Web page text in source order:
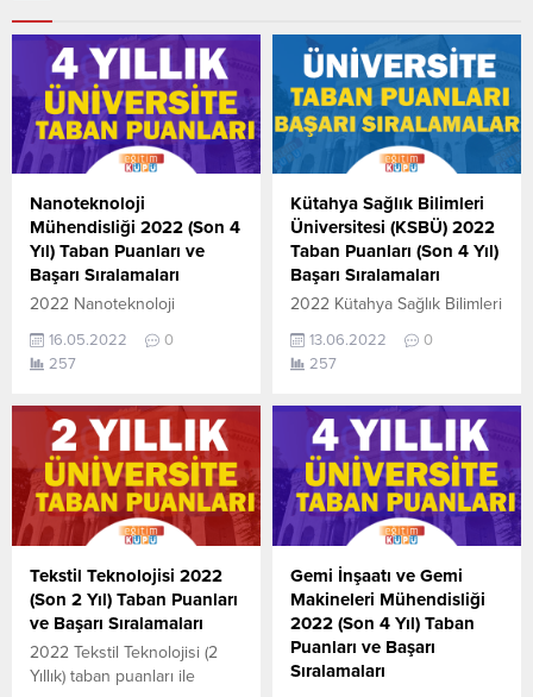
Nanoteknoloji
Mühendisliği 2022 (Son 4
Yıl) Taban Puanları ve
Başarı Sıralamaları
2022 Nanoteknoloji
ile başarı sıralamaları
açıklandı. En güncel haline
ulaşabilirsiniz. 2022 TYT
AYT (YKS) Taban Puanları ve
Başarı Sıralamaları son 4 yıla
ait veriler aşağıdaki
gibidir. Bu puanlar 2021,
2020, 2019 ve 2018 yıllarına
ait Üniversite yerleştirme
puanlarıdır. Sayfamızdaki
verilerin
tamamı ÖSYM ve YÖK-
YÖKATLAS tarafından
yayınlanmış olan en son
16.05.2022
0
257
Kütahya Sağlık Bilimleri
Üniversitesi (KSBÜ) 2022
Taban Puanları (Son 4 Yıl)
Başarı Sıralamaları
2022 Kütahya Sağlık Bilimleri
ile başarı sıralamaları
açıklandı. En güncel haline
ulaşabilirsiniz. Kütahya Sağlık
Bilimleri Üniversitesi
sıralama. 2022 TYT AYT
(YKS) Taban Puanları ve
Başarı Sıralamaları aşağıdaki
gibidir. Bu puanlar son 4
yılına ait Üniversite
yerleştirme
puanlarıdır. Sayfamızdaki
verilerin
tamamı ÖSYM ve YÖK-
13.06.2022
0
257
Tekstil Teknolojisi 2022
(Son 2 Yıl) Taban Puanları
ve Başarı Sıralamaları
2022 Tekstil Teknolojisi (2
Yıllık) taban puanları ile
Gemi İnşaatı ve Gemi
Makineleri Mühendisliği
2022 (Son 4 Yıl) Taban
Puanları ve Başarı
Sıralamaları